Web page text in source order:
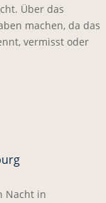
Über das
machen, da das
vermisst oder
Nacht in